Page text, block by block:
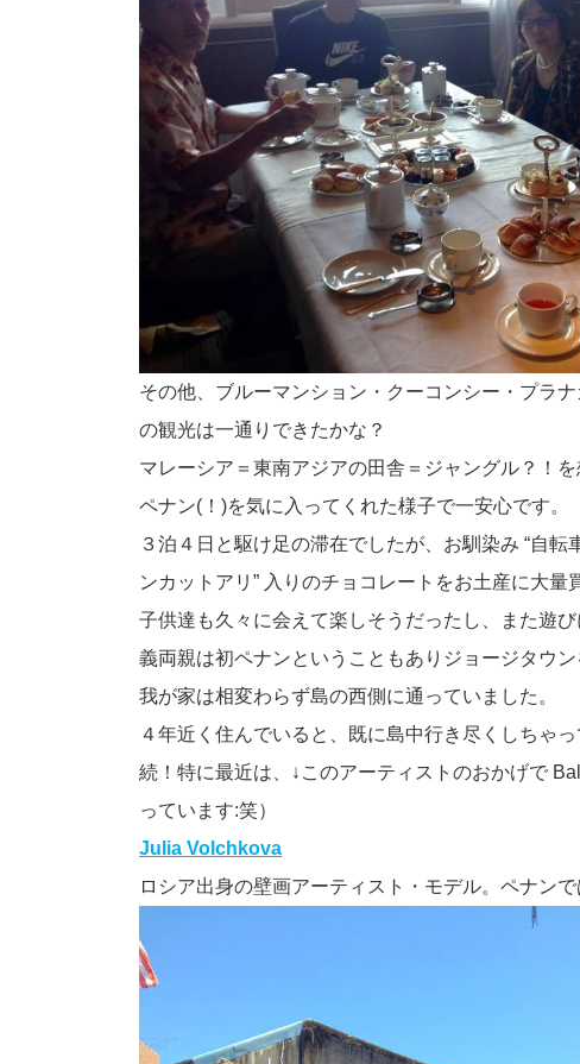
その他、ブルーマンション・クーコンシー・プラ
の観光は一通りできたかな？
マレーシア＝東南アジアの田舎＝ジャングル？！
ペナン(！)を気に入ってくれた様子で一安心です。
３泊４日と駆け足の滞在でしたが、お馴染み “自転
ンカットアリ” 入りのチョコレートをお土産に大量
子供達も久々に会えて楽しそうだったし、また遊び
義両親は初ペナンということもありジョージタウ
我が家は相変わらず島の西側に通っていました。
４年近く住んでいると、既に島中行き尽くしちゃ
続！特に最近は、↓このアーティストのおかげで
っています:笑）
Julia Volchkova
ロシア出身の壁画アーティスト・モデル。ペナンで